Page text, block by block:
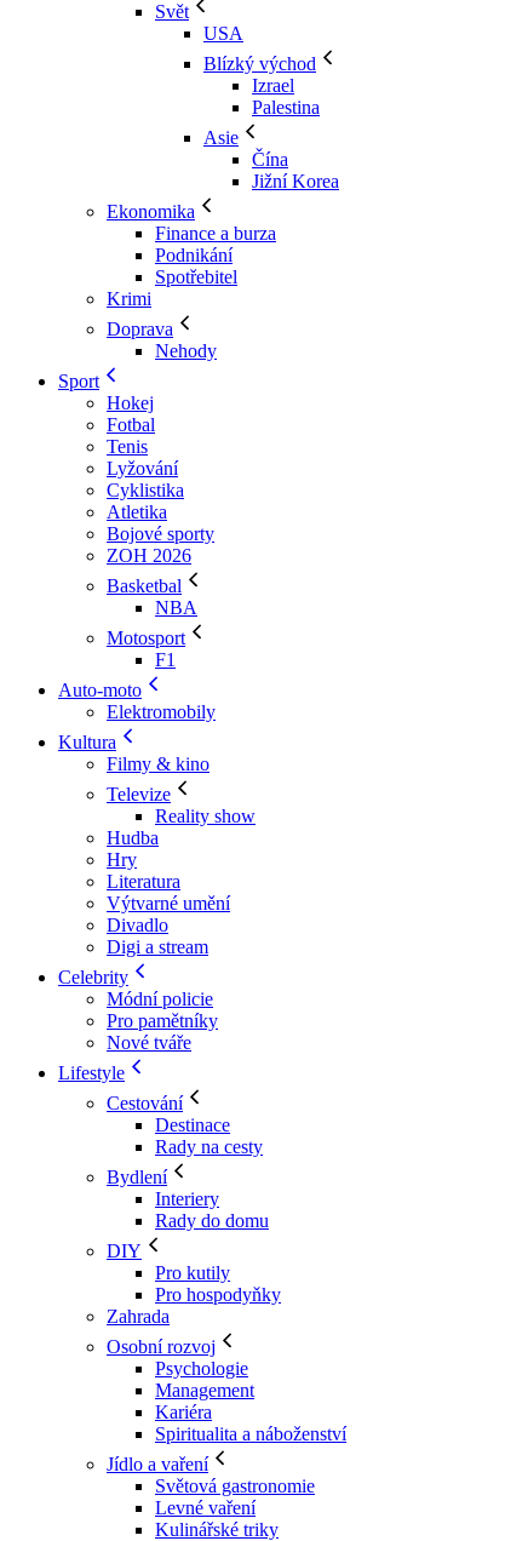
Svět
USA
Blízký východ
Izrael
Palestina
Asie
Čína
Jižní Korea
Ekonomika
Finance a burza
Podnikání
Spotřebitel
Krimi
Doprava
Nehody
Sport
Hokej
Fotbal
Tenis
Lyžování
Cyklistika
Atletika
Bojové sporty
ZOH 2026
Basketbal
NBA
Motosport
F1
Auto-moto
Elektromobily
Kultura
Filmy & kino
Televize
Reality show
Hudba
Hry
Literatura
Výtvarné umění
Divadlo
Digi a stream
Celebrity
Módní policie
Pro pamětníky
Nové tváře
Lifestyle
Cestování
Destinace
Rady na cesty
Bydlení
Interiery
Rady do domu
DIY
Pro kutily
Pro hospodyňky
Zahrada
Osobní rozvoj
Psychologie
Management
Kariéra
Spiritualita a náboženství
Jídlo a vaření
Světová gastronomie
Levné vaření
Kulinářské triky